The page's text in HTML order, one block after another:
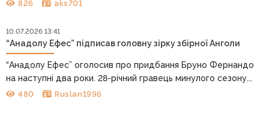
826 aks701
10.07.2026 13:41
“Анадолу Ефес” підписав головну зірку збірної Анголи
“Анадолу Ефес” оголосив про придбання Бруно Фернандо
на наступні два роки. 28-річний гравець минулого сезону...
480 Ruslan1996